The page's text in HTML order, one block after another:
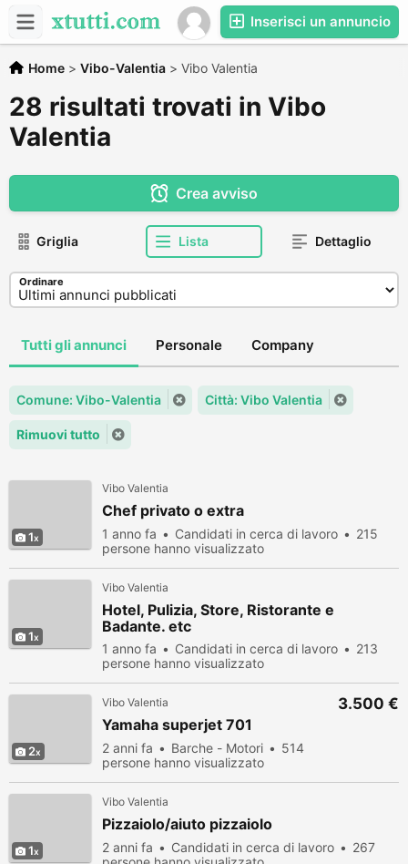
Inserisci un annuncio
Home > Vibo-Valentia > Vibo Valentia
28 risultati trovati in Vibo
Valentia
Crea avviso
Griglia Lista Dettaglio
Ordinare
Tutti gli annunci Personale Company
Comune: Vibo-Valentia Città: Vibo Valentia
Rimuovi tutto
1
Vibo Valentia
Chef privato o extra
1 anno fa Candidati in cerca di lavoro
215
persone hanno visualizzato
1
Vibo Valentia
Hotel, Pulizia, Store, Ristorante e
Badante. etc
1 anno fa Candidati in cerca di lavoro
213
persone hanno visualizzato
2
Vibo Valentia
Yamaha superjet 701
2 anni fa Barche - Motori
514
persone hanno visualizzato
3.500 €
1
Vibo Valentia
Pizzaiolo/aiuto pizzaiolo
2 anni fa Candidati in cerca di lavoro
267